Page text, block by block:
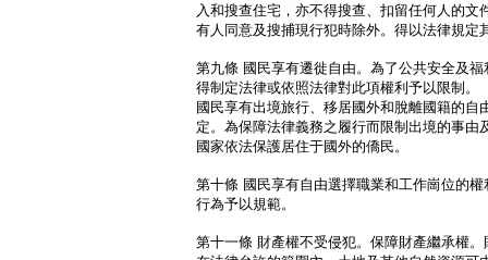
入和搜查住宅，亦不得搜查、扣留任何人的文
有人同意及搜捕現行犯時除外。得以法律規定
第九條 國民享有遷徙自由。為了公共安全及
得制定法律或依照法律對此項權利予以限制。
國民享有出境旅行、移居國外和脫離國籍的自
定。為保障法律義務之履行而限制出境的事由
國家依法保護居住于國外的僑民。
第十條 國民享有自由選擇職業和工作崗位的
行為予以規範。
第十一條 財產權不受侵犯。保障財產繼承權